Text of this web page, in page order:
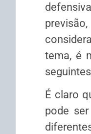
tema, é
É claro
pode